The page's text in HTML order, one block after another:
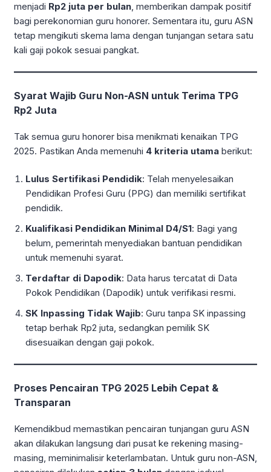
menjadi Rp2 juta per bulan, memberikan dampak positif
bagi perekonomian guru honorer. Sementara itu, guru ASN
tetap mengikuti skema lama dengan tunjangan setara satu
kali gaji pokok sesuai pangkat.
Syarat Wajib Guru Non-ASN untuk Terima TPG
Rp2 Juta
Tak semua guru honorer bisa menikmati kenaikan TPG
2025. Pastikan Anda memenuhi 4 kriteria utama berikut:
Lulus Sertifikasi Pendidik: Telah menyelesaikan
Pendidikan Profesi Guru (PPG) dan memiliki sertifikat
pendidik.
Kualifikasi Pendidikan Minimal D4/S1: Bagi yang
belum, pemerintah menyediakan bantuan pendidikan
untuk memenuhi syarat.
Terdaftar di Dapodik: Data harus tercatat di Data
Pokok Pendidikan (Dapodik) untuk verifikasi resmi.
SK Inpassing Tidak Wajib: Guru tanpa SK inpassing
tetap berhak Rp2 juta, sedangkan pemilik SK
disesuaikan dengan gaji pokok.
Proses Pencairan TPG 2025 Lebih Cepat &
Transparan
Kemendikbud memastikan pencairan tunjangan guru ASN
akan dilakukan langsung dari pusat ke rekening masing-
masing, meminimalisir keterlambatan. Untuk guru non-ASN,